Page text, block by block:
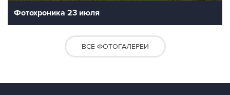
Фотохроника 23 июля
ВСЕ ФОТОГАЛЕРЕИ